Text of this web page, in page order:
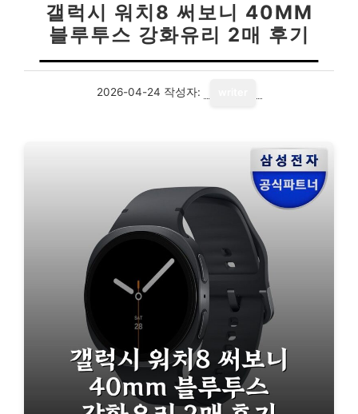
갤럭시 워치8 써보니 40MM
블루투스 강화유리 2매 후기
2026-04-24 작성자: